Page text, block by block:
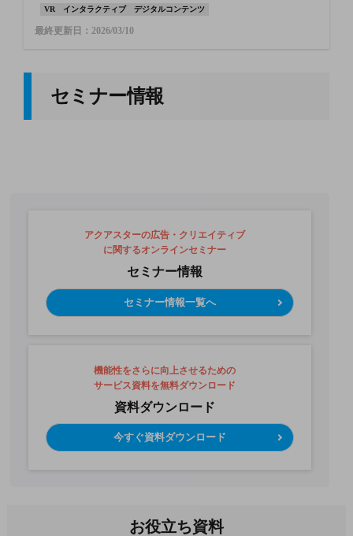
VR インタラクティブ デジタルコンテンツ
最終更新日：2026/03/10
セミナー情報
アクアスターの広告・クリエイティブ
に関するオンラインセミナー
セミナー情報
セミナー情報一覧へ
機能性をさらに向上させるための
サービス資料を無料ダウンロード
資料ダウンロード
今すぐ資料ダウンロード
お役立ち資料